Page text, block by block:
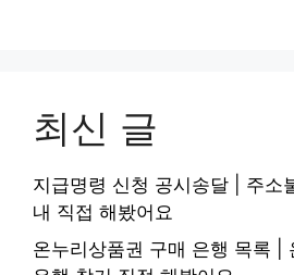
최신 글
지급명령 신청 공시송달 | 주소
내 직접 해봤어요
온누리상품권 구매 은행 목록 |